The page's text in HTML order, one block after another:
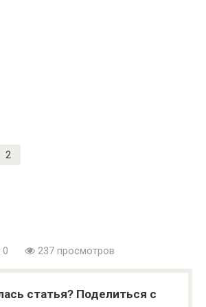
2
0 237 просмотров
статья? Поделиться с